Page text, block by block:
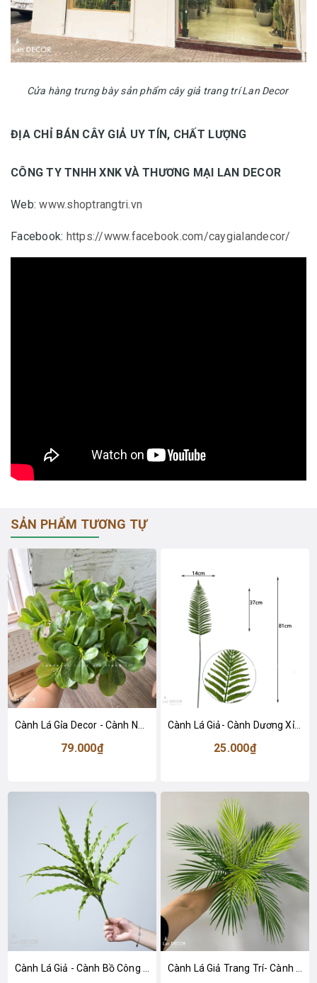
Cửa hàng trưng bày sản phẩm cây giả trang trí Lan Decor
ĐỊA CHỈ BÁN CÂY GIẢ UY TÍN, CHẤT LƯỢNG
CÔNG TY TNHH XNK VÀ THƯƠNG MẠI LAN DECOR
Web:www.shoptrangtri.vn
Facebook: https://www.facebook.com/caygialandecor/
SẢN PHẨM TƯƠNG TỰ
79.000₫
Cành Lá Giả- Cành Dương Xỉ Giả Trang Trí Tiểu Cảnh Không Gian (80cm)- HC1464
25.000₫